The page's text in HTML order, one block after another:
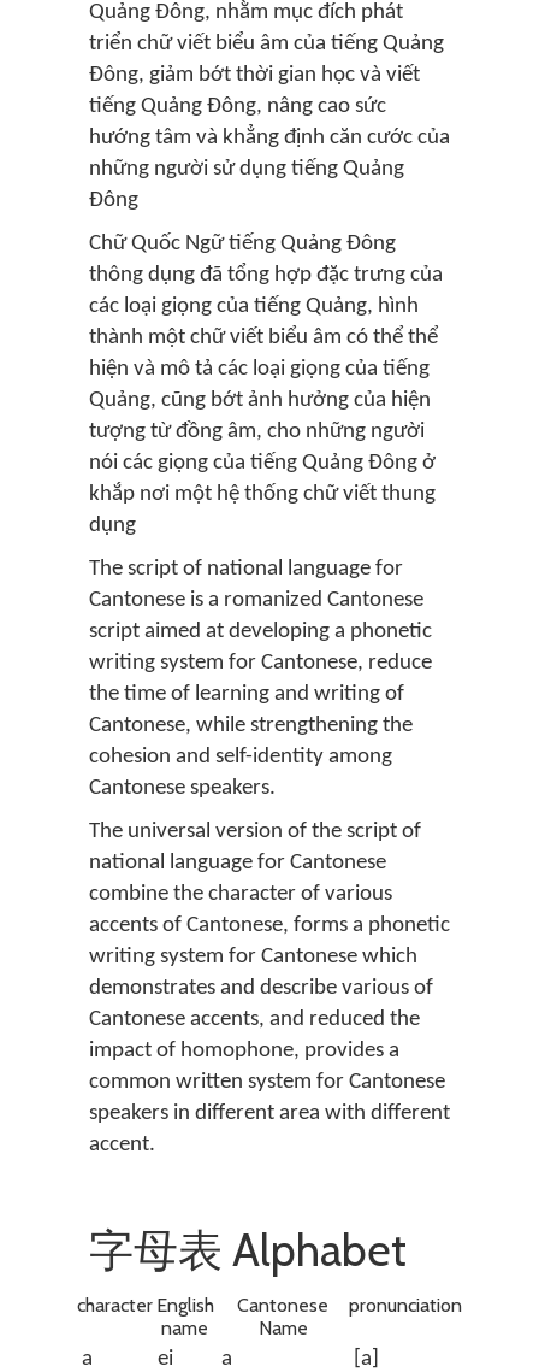
Quảng Đông, nhằm mục đích phát
triển chữ viết biểu âm của tiếng Quảng
Đông, giảm bớt thời gian học và viết
tiếng Quảng Đông, nâng cao sức
hướng tâm và khẳng định căn cước của
những người sử dụng tiếng Quảng
Đông
Chữ Quốc Ngữ tiếng Quảng Đông
thông dụng đã tổng hợp đặc trưng của
các loại giọng của tiếng Quảng, hình
thành một chữ viết biểu âm có thể thể
hiện và mô tả các loại giọng của tiếng
Quảng, cũng bớt ảnh hưởng của hiện
tượng từ đồng âm, cho những người
nói các giọng của tiếng Quảng Đông ở
khắp nơi một hệ thống chữ viết thung
dụng
The script of national language for
Cantonese is a romanized Cantonese
script aimed at developing a phonetic
writing system for Cantonese, reduce
the time of learning and writing of
Cantonese, while strengthening the
cohesion and self-identity among
Cantonese speakers.
The universal version of the script of
national language for Cantonese
combine the character of various
accents of Cantonese, forms a phonetic
writing system for Cantonese which
demonstrates and describe various of
Cantonese accents, and reduced the
impact of homophone, provides a
common written system for Cantonese
speakers in different area with different
accent.
字母表 Alphabet
character English
name
Cantonese
Name
pronunciation
a ei a
[a]